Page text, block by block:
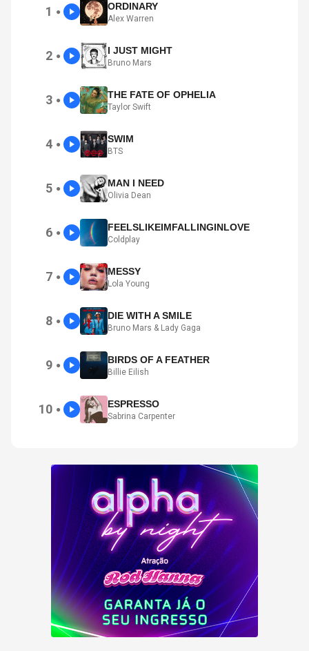
1 ● ORDINARY
Alex Warren
2 ● I JUST MIGHT
Bruno Mars
3 ● THE FATE OF OPHELIA
Taylor Swift
4 ● SWIM
BTS
5 ● MAN I NEED
Olivia Dean
6 ● FEELSLIKEIMFALLINGINLOVE
Coldplay
7 ● MESSY
Lola Young
8 ● DIE WITH A SMILE
Bruno Mars & Lady Gaga
9 ● BIRDS OF A FEATHER
Billie Eilish
10 ● ESPRESSO
Sabrina Carpenter